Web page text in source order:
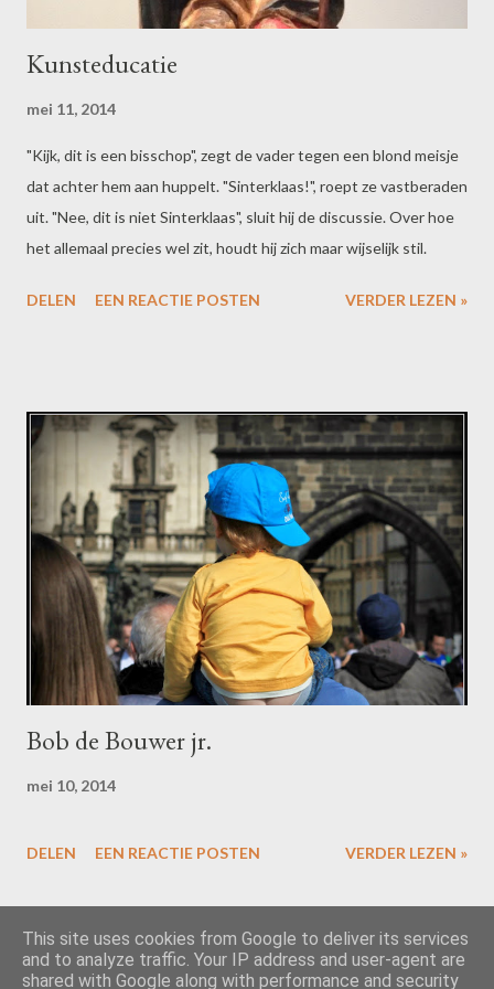
Kunsteducatie
mei 11, 2014
"Kijk, dit is een bisschop", zegt de vader tegen een blond meisje
dat achter hem aan huppelt. "Sinterklaas!", roept ze vastberaden
uit. "Nee, dit is niet Sinterklaas", sluit hij de discussie. Over hoe
het allemaal precies wel zit, houdt hij zich maar wijselijk stil.
DELEN EEN REACTIE POSTEN VERDER LEZEN »
Bob de Bouwer jr.
mei 10, 2014
DELEN EEN REACTIE POSTEN VERDER LEZEN »
MEER POSTS
This site uses cookies from Google to deliver its services
and to analyze traffic. Your IP address and user-agent are
shared with Google along with performance and security